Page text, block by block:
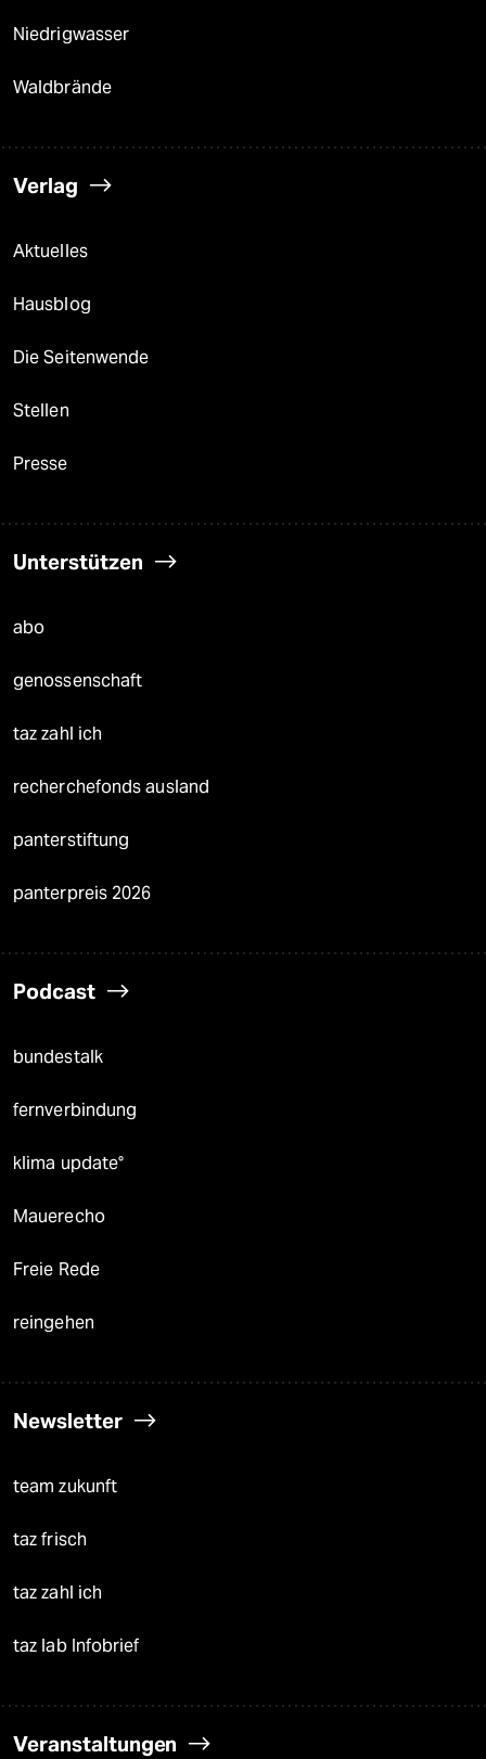
Niedrigwasser
Waldbrände
Verlag
Aktuelles
Hausblog
Die Seitenwende
Stellen
Presse
Unterstützen
abo
genossenschaft
taz zahl ich
recherchefonds ausland
panterstiftung
panterpreis 2026
Podcast
bundestalk
fernverbindung
klima update°
Mauerecho
Freie Rede
reingehen
Newsletter
team zukunft
taz frisch
taz zahl ich
taz lab Infobrief
Veranstaltungen